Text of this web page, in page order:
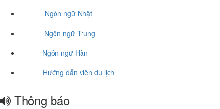
Ngôn ngữ Nhật
Ngôn ngữ Trung
Ngôn ngữ Hàn
Hướng dẫn viên du lịch
Thông báo